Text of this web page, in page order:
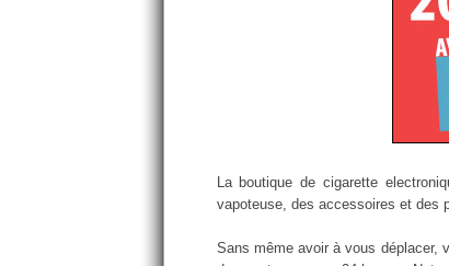
La boutique de cigarette
vapoteuse, des accessoires et des
Sans même avoir à vous déplacer,